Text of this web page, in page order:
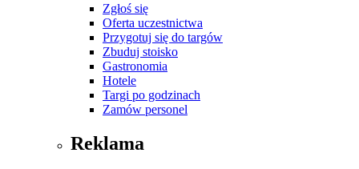
Zgłoś się
Oferta uczestnictwa
Przygotuj się do targów
Zbuduj stoisko
Gastronomia
Hotele
Targi po godzinach
Zamów personel
Reklama